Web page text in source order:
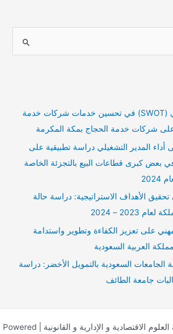
دور التحليل الاستراتيجي (SWOT) في تحسين خدمات شركات خدمة
على شركات خدمة الحجاج بمكة المكرمة
أداء المدير التشغيلي دراسة تطبيقية على
بعض كبرى قطاعات البيع بالتجزئة الخاصة
الأهداف الاستراتيجية: دراسة حالة
2023 – 2024
على تعزيز الكفاءة وتطوير واستدامة
العربية السعودية
السعودية بالتمويل الأخضر: دراسة
جامعة الطائف
Copyright © 2026 مجلة العلوم الاقتصادية و الإدارية و القانونية | Powered